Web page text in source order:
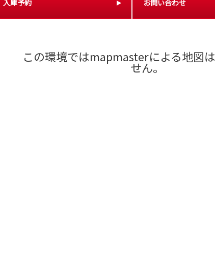
入庫予約 お問い合わせ
この環境ではmapmasterによる地図
せん。